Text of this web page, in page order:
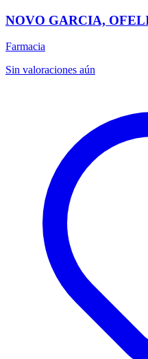
NOVO GARCIA,
Farmacia
Sin valoraciones aún